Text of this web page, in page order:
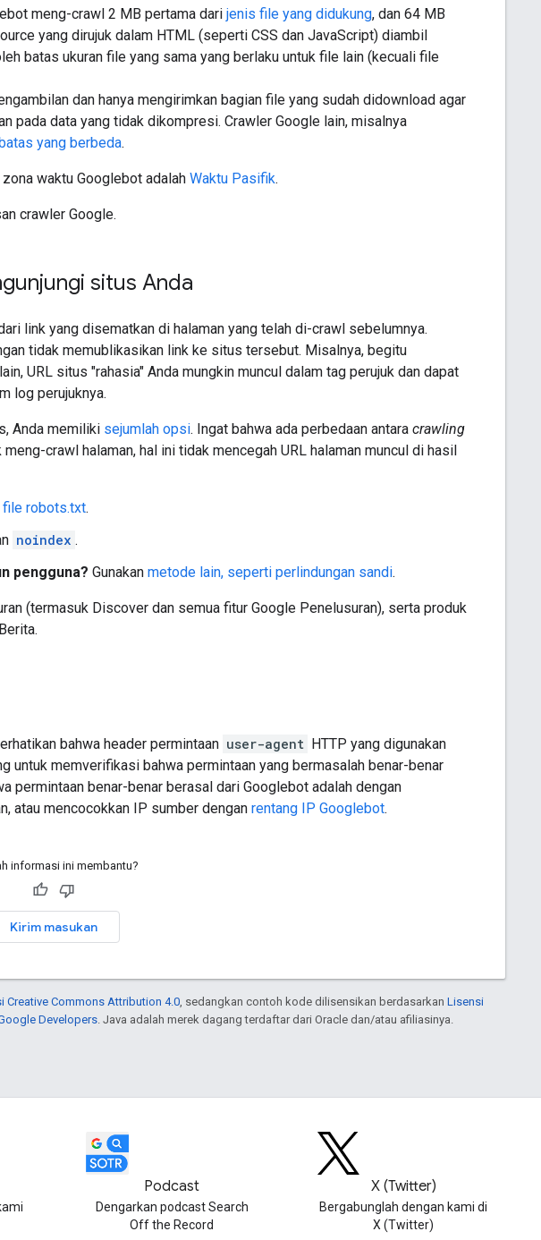
meng-crawl 2 MB pertama dari jenis file yang didukung, dan 64 MB
yang dirujuk dalam HTML (seperti CSS dan JavaScript) diambil
batas ukuran file yang sama yang berlaku untuk file lain (kecuali file
dan hanya mengirimkan bagian file yang sudah didownload agar
pada data yang tidak dikompresi. Crawler Google lain, misalnya
yang berbeda.
waktu Googlebot adalah Waktu Pasifik.
crawler Google.
situs Anda
link yang disematkan di halaman yang telah di-crawl sebelumnya.
tidak memublikasikan link ke situs tersebut. Misalnya, begitu
URL situs "rahasia" Anda mungkin muncul dalam tag perujuk dan dapat
log perujuknya.
Anda memiliki sejumlah opsi. Ingat bahwa ada perbedaan antara crawling
crawl halaman, hal ini tidak mencegah URL halaman muncul di hasil
file robots.txt.
noindex .
pengguna? Gunakan metode lain, seperti perlindungan sandi.
(termasuk Discover dan semua fitur Google Penelusuran), serta produk
bahwa header permintaan user-agent HTTP yang digunakan
untuk memverifikasi bahwa permintaan yang bermasalah benar-benar
permintaan benar-benar berasal dari Googlebot adalah dengan
atau mencocokkan IP sumber dengan rentang IP Googlebot.
informasi ini membantu?
Kirim masukan
Creative Commons Attribution 4.0 , sedangkan contoh kode dilisensikan berdasarkan Lisensi
Developers . Java adalah merek dagang terdaftar dari Oracle dan/atau afiliasinya.
Podcast
Dengarkan podcast Search
Off the Record
X (Twitter)
Bergabunglah dengan kami di
X (Twitter)